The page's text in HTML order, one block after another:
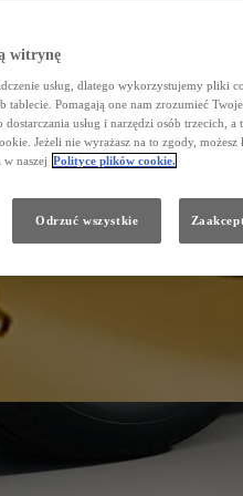
witrynę
usług, dlatego wykorzystujemy pliki
Pomagają one nam zrozumieć
usług i narzędzi osób trzecich, a
Jeżeli nie wyrażasz na to zgody, możesz
w naszej Polityce plików cookie.
Odrzuć wszystkie